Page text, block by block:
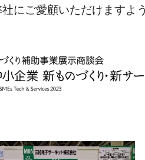
にご愛顧いただけますよ